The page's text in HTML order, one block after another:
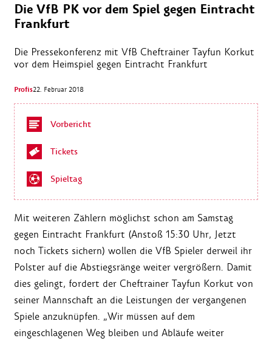
Die VfB PK vor dem Spiel gegen Eintracht
Frankfurt
Die Pressekonferenz mit VfB Cheftrainer Tayfun Korkut
vor dem Heimspiel gegen Eintracht Frankfurt
Profis22. Februar 2018
Vorbericht
Tickets
Spieltag
Mit weiteren Zählern möglichst schon am Samstag
gegen Eintracht Frankfurt (Anstoß 15:30 Uhr, Jetzt
noch Tickets sichern) wollen die VfB Spieler derweil ihr
Polster auf die Abstiegsränge weiter vergrößern. Damit
dies gelingt, fordert der Cheftrainer Tayfun Korkut von
seiner Mannschaft an die Leistungen der vergangenen
Spiele anzuknüpfen. „Wir müssen auf dem
eingeschlagenen Weg bleiben und Abläufe weiter